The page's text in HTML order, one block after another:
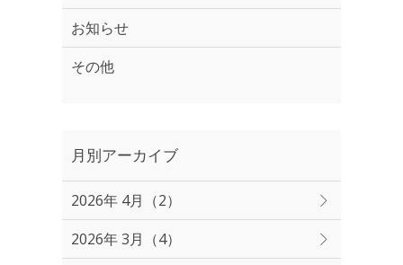
お知らせ
その他
月別アーカイブ
2026年 4月（2）
2026年 3月（4）